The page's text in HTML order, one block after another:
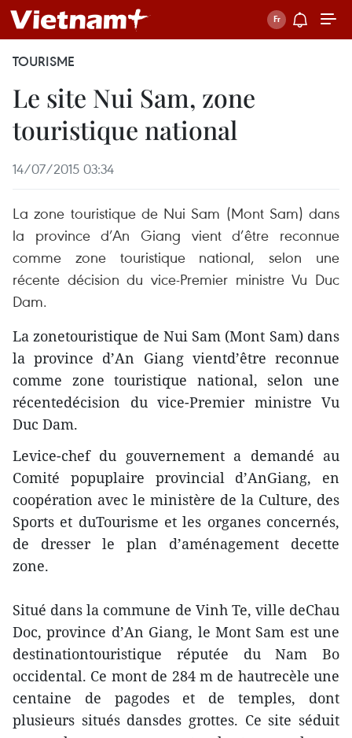
TOURISME
Le site Nui Sam, zone
touristique national
14/07/2015 03:34
La zone touristique de Nui Sam (Mont Sam) dans
la province d’An Giang vient d’être reconnue
comme zone touristique national, selon une
récente décision du vice-Premier ministre Vu Duc
Dam.
La zonetouristique de Nui Sam (Mont Sam) dans
la province d’An Giang vientd’être reconnue
comme zone touristique national, selon une
récentedécision du vice-Premier ministre Vu
Duc Dam.
Levice-chef du gouvernement a demandé au
Comité popuplaire provincial d’AnGiang, en
coopération avec le ministère de la Culture, des
Sports et duTourisme et les organes concernés,
de dresser le plan d’aménagement decette
zone.
Situé dans la commune de Vinh Te, ville deChau
Doc, province d’An Giang, le Mont Sam est une
destinationtouristique réputée du Nam Bo
occidental. Ce mont de 284 m de hautrecèle une
centaine de pagodes et de temples, dont
plusieurs situés dansdes grottes. Ce site séduit